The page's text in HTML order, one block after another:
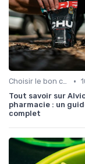
Choisir le bon complément •
Tout savoir sur
pharmacie : un
complet